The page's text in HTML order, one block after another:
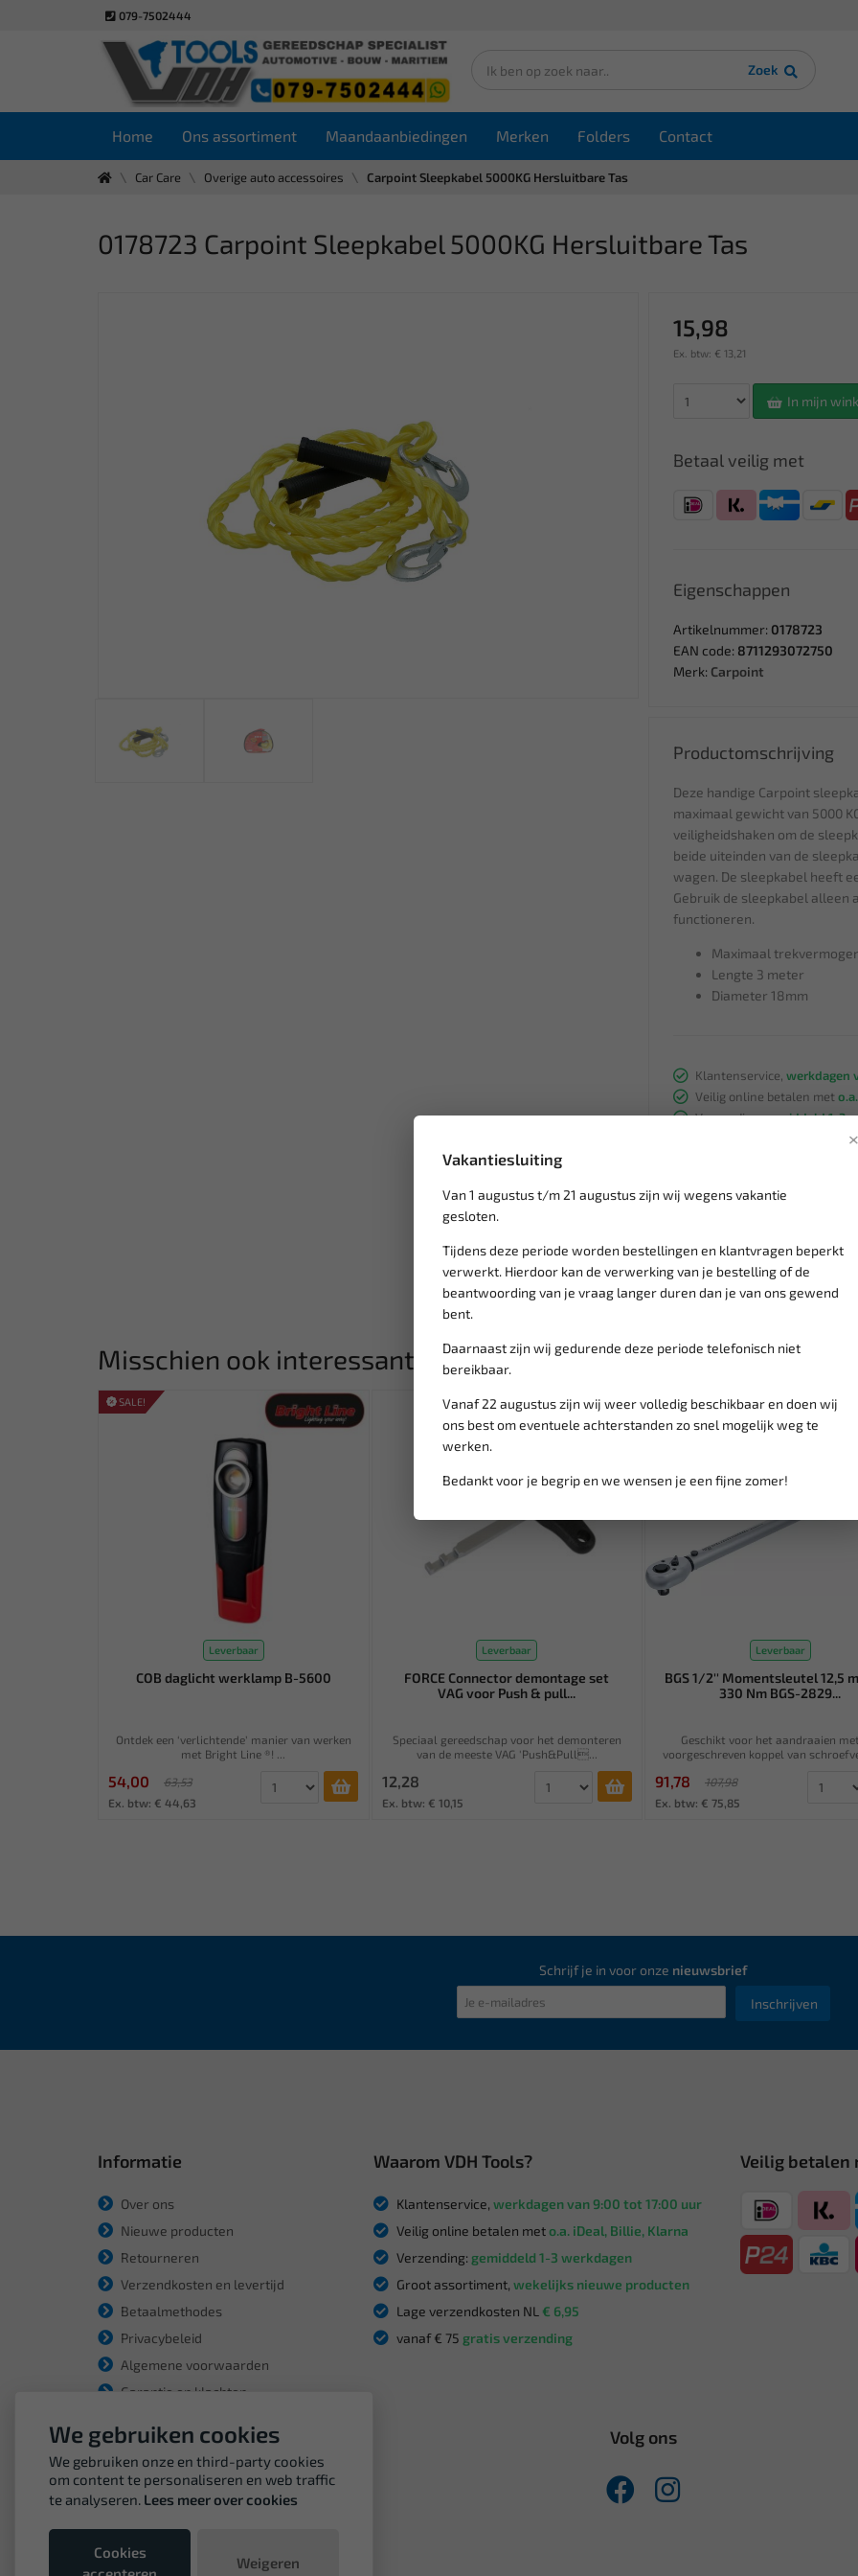
079-7502444
Zoek
Home Ons assortiment Maandaanbiedingen Merken Folders Contact
Car Care Overige auto accessoires Carpoint Sleepkabel 5000KG Hersluitbare Tas
×
Vakantiesluiting
Van 1 augustus t/m 21 augustus zijn wij wegens vakantie
gesloten.
Tijdens deze periode worden bestellingen en klantvragen beperkt
verwerkt. Hierdoor kan de verwerking van je bestelling of de
beantwoording van je vraag langer duren dan je van ons gewend
bent.
Daarnaast zijn wij gedurende deze periode telefonisch niet
bereikbaar.
Vanaf 22 augustus zijn wij weer volledig beschikbaar en doen wij
ons best om eventuele achterstanden zo snel mogelijk weg te
werken.
Bedankt voor je begrip en we wensen je een fijne zomer!
0178723 Carpoint Sleepkabel 5000KG Hersluitbare Tas
15,98
Ex. btw: € 13,21
In mijn
Betaal veilig met
Eigenschappen
Artikelnummer: 0178723
EAN code: 8711293072750
Merk: Carpoint
Productomschrijving
Deze handige Carpoint
maximaal gewicht van 5000
veiligheidshaken om de
beide uiteinden van de
wagen. De sleepkabel heeft
Gebruik de sleepkabel alleen
functioneren.
Maximaal
Lengte 3 meter
Diameter 18mm
Klantenservice, werkdagen
Veilig online betalen met
Verzending:gemiddeld 1-3
Misschien ook interessant:
SALE!
Leverbaar
COB daglicht werklamp B-5600
Ontdek een ‘verlichtende’ manier van werken
met Bright Line ®! ...
54,00
63,53
Ex. btw: € 44,63
Leverbaar
FORCE Connector demontage set
VAG voor Push & pull...
Speciaal gereedschap voor het demonteren
van de meeste VAG 'Push&Pull...
12,28
Ex. btw: € 10,15
SALE!
Leverbaar
BGS 1/2'' Momentsleutel 12,5
330 Nm BGS-2829...
Geschikt voor het aandraaien
voorgeschreven koppel van
91,78
107,98
Ex. btw: € 75,85
Schrijf je in voor onze nieuwsbrief
Inschrijven
Informatie
Over ons
Nieuwe producten
Retourneren
Verzendkosten en levertijd
Betaalmethodes
Privacybeleid
Algemene voorwaarden
Garantie en klachten
Waarom VDH Tools?
Klantenservice, werkdagen van 9:00 tot 17:00 uur
Veilig online betalen meto.a. iDeal, Billie, Klarna
Verzending: gemiddeld 1-3 werkdagen
Groot assortiment, wekelijks nieuwe producten
Lage verzendkosten NL € 6,95
vanaf € 75 gratis verzending
Veilig betalen
Volg ons
We gebruiken cookies
We gebruiken onze en third-party cookies
om content te personaliseren en web traffic
te analyseren. Lees meer over cookies
Cookies
Weigeren